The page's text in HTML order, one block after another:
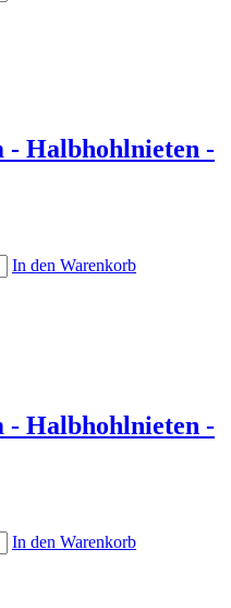
- Halbhohlnieten -
In den Warenkorb
- Halbhohlnieten -
In den Warenkorb